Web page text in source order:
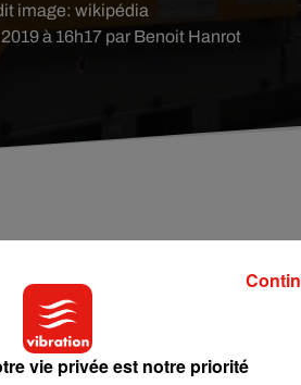
à 16h17 par Benoit Hanrot
image: wikipédia
Sachez que des travaux
toute cette période.
sur la ligne POLT. Un chantier qui va
Limoges. Selonla Nouvelle
vie privée est notre priorité